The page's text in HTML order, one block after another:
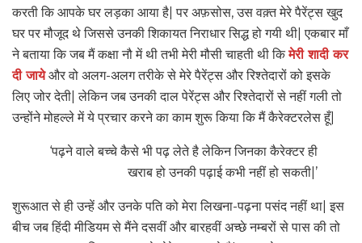
करती कि आपके घर लड़का आया है| पर अफ़सोस, उस वक़्त मेरे पैरेंट्स खुद
घर पर मौजूद थे जिससे उनकी शिकायत निराधार सिद्ध हो गयी थी| एकबार माँ
ने बताया कि जब मैं कक्षा नौ में थी तभी मेरी मौसी चाहती थी किमेरी शादी कर
दी जायेऔर वो अलग-अलग तरीके से मेरे पैरेंट्स और रिश्तेदारों को इसके
लिए जोर देती| लेकिन जब उनकी दाल पेरेंट्स और रिश्तेदारों से नहीं गली तो
उन्होंने मोहल्ले में ये प्रचार करने का काम शुरू किया कि मैं कैरेक्टरलेस हूँ|
‘पढ़ने वाले बच्चे कैसे भी पढ़ लेते है लेकिन जिनका कैरेक्टर ही
खराब हो उनकी पढ़ाई कभी नहीं हो सकती|’
शुरूआत से ही उन्हें और उनके पति को मेरा लिखना-पढ़ना पसंद नहीं था| इस
बीच जब हिंदी मीडियम से मैंने दसवीं और बारहवीं अच्छे नम्बरों से पास की तो